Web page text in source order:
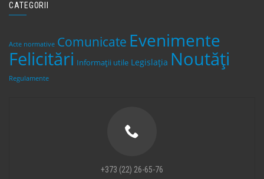
CATEGORII
Acte normative Comunicate Evenimente
Felicitări Informații utile Legislaţia Noutăți
Regulamente
+373 (22) 26-65-76